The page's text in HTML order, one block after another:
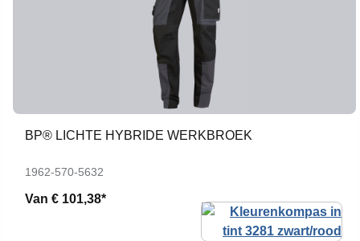
BP® LICHTE HYBRIDE WERKBROEK
1962-570-5632
Van € 101,38*